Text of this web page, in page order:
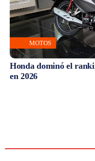
MOTOS
Honda dominó el
en 2026